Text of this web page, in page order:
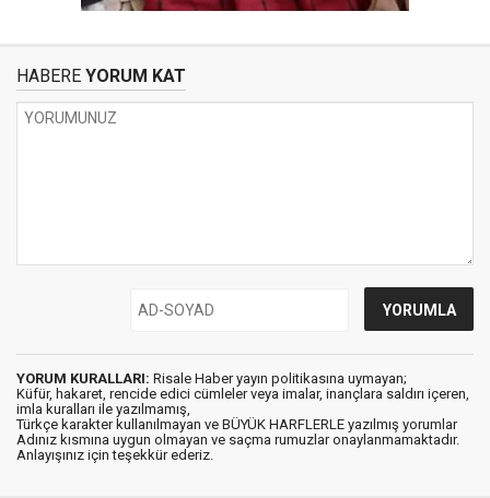
HABERE YORUM KAT
YORUM KURALLARI: Risale Haber yayın politikasına uymayan;
Küfür, hakaret, rencide edici cümleler veya imalar, inançlara saldırı içeren,
imla kuralları ile yazılmamış,
Türkçe karakter kullanılmayan ve BÜYÜK HARFLERLE yazılmış yorumlar
Adınız kısmına uygun olmayan ve saçma rumuzlar onaylanmamaktadır.
Anlayışınız için teşekkür ederiz.